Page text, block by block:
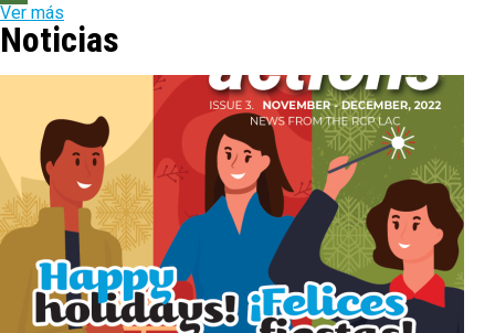
Ver más
Noticias